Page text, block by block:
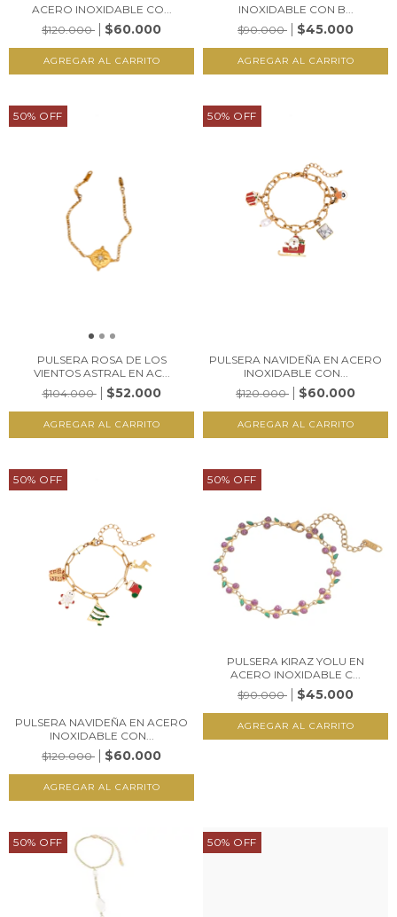
ACERO INOXIDABLE CO...
$120.000
$60.000
INOXIDABLE CON B...
$90.000
$45.000
50% OFF
PULSERA ROSA DE LOS
VIENTOS ASTRAL EN AC...
$104.000
$52.000
50% OFF
PULSERA NAVIDEÑA EN ACERO
INOXIDABLE CON...
$120.000
$60.000
50% OFF
PULSERA NAVIDEÑA EN ACERO
INOXIDABLE CON...
$120.000
$60.000
50% OFF
PULSERA KIRAZ YOLU EN
ACERO INOXIDABLE C...
$90.000
$45.000
50% OFF 50% OFF